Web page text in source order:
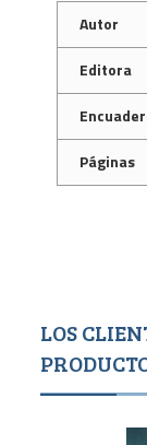
Autor
Editora
Páginas
LOS